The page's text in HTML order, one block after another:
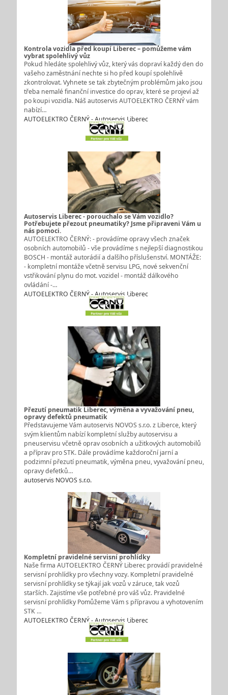
Kontrola vozidla před koupí Liberec – pomůžeme vám
vybrat spolehlivý vůz
Pokud hledáte spolehlivý vůz, který vás dopraví každý den do
vašeho zaměstnání nechte si ho před koupí spolehlivě
zkontrolovat. Vyhnete se tak zbytečným problémům jako jsou
třeba nemalé finanční investice do oprav, které se projeví až
po koupi vozidla. Náš autoservis AUTOELEKTRO ČERNÝ vám
nabízí…
AUTOELEKTRO ČERNÝ - Autoservis Liberec
Autoservis Liberec - porouchalo se Vám vozidlo?
Potřebujete přezout pneumatiky? Jsme připraveni Vám u
nás pomoci.
AUTOELEKTRO ČERNÝ: - provádíme opravy všech značek
osobních automobilů - vše provádíme s nejlepší diagnostikou
BOSCH - montáž autorádií a dalšího příslušenství. MONTÁŽE:
- kompletní montáže včetně servisu LPG, nové sekvenční
vstřikování plynu do mot. vozidel - montáž dálkového
ovládání -…
AUTOELEKTRO ČERNÝ - Autoservis Liberec
Přezutí pneumatik Liberec, výměna a vyvažování pneu,
opravy defektů pneumatik
Představujeme Vám autoservis NOVOS s.r.o. z Liberce, který
svým klientům nabízí kompletní služby autoservisu a
pneuservisu včetně oprav osobních a užitkových automobilů
a příprav pro STK. Dále provádíme každoroční jarní a
podzimní přezutí pneumatik, výměna pneu, vyvažování pneu,
opravy defetků…
autoservis NOVOS s.r.o.
Kompletní pravidelné servisní prohlídky
Naše firma AUTOELEKTRO ČERNÝ Liberec provádí pravidelné
servisní prohlídky pro všechny vozy. Kompletní pravidelné
servisní prohlídky se týkají jak vozů v záruce, tak vozů
starších. Zajistíme vše potřebné pro váš vůz. Pravidelné
servisní prohlídky Pomůžeme Vám s přípravou a vyhotovením
STK …
AUTOELEKTRO ČERNÝ - Autoservis Liberec